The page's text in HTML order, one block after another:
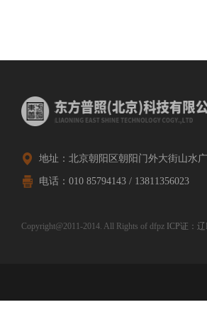
地址：北京朝阳区朝阳门外大街山水
电话：010 85794143 / 13811356023
Copyright@2011-2014. All Rights of dfpz ICP证：